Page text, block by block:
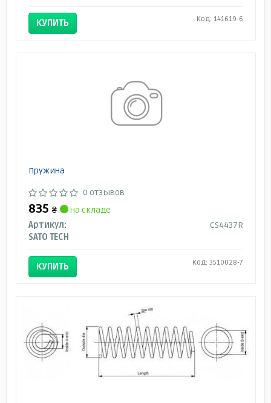
КУПИТЬ Код: 141619-6
Пружина
0 отзывов
835 ₴
на складе
Артикул:
CS4437R
SATO TECH
КУПИТЬ Код: 3510028-7